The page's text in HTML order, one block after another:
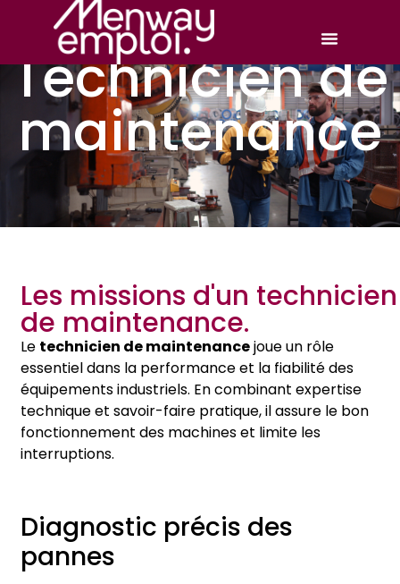
Technicien de
maintenance
Les missions d'un technicien
de maintenance.
Le technicien de maintenancejoue un rôle
essentiel dans la performance et la fiabilité des
équipements industriels. En combinant expertise
technique et savoir-faire pratique, il assure le bon
fonctionnement des machines et limite les
interruptions.
Diagnostic précis des
pannes